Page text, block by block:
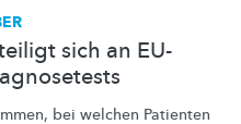
sich an EU-
bei welchen Patienten